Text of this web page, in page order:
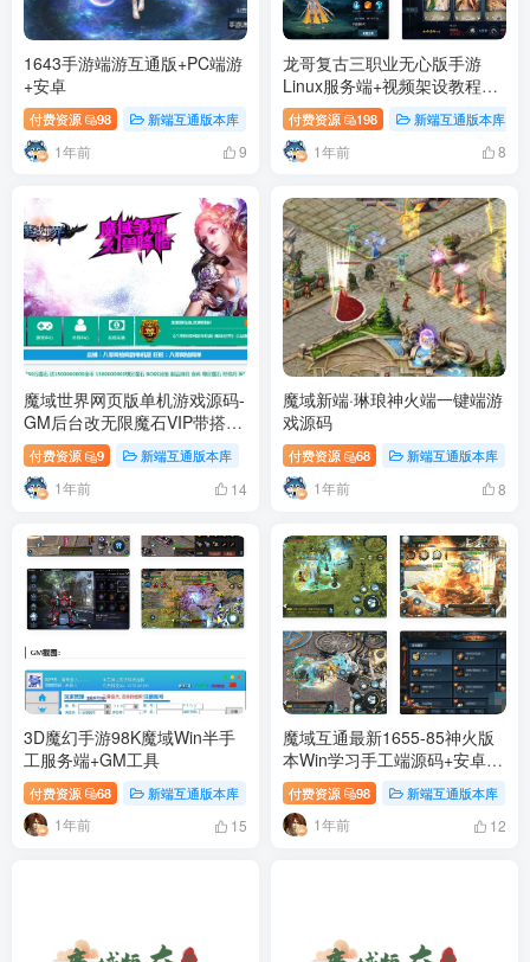
1643手游端游互通版+PC端游
+安卓
付费资源 98 新端互通版本库
1年前 9
龙哥复古三职业无心版手游
Linux服务端+视频架设教程
+GM工具配套+安卓版本
付费资源 198 新端互通版本库
1年前 8
魔域世界网页版单机游戏源码-
GM后台改无限魔石VIP带搭建
教程
付费资源 9 新端互通版本库
1年前 14
魔域新端·琳琅神火端一键端游
戏源码
付费资源 68 新端互通版本库
1年前 8
3D魔幻手游98K魔域Win半手
工服务端+GM工具
付费资源 68 新端互通版本库
1年前 15
魔域互通最新1655-85神火版
本Win学习手工端源码+安卓
PC互通
付费资源 98 新端互通版本库
1年前 12